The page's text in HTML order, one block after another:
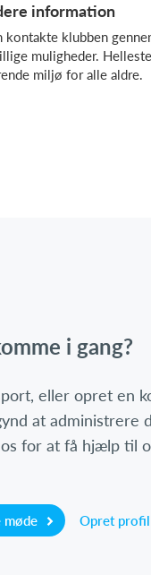
information
kontakte klubben
muligheder.
miljø for alle aldre.
i gang?
eller opret en
at administrere
for at få hjælp til
møde Opret profil